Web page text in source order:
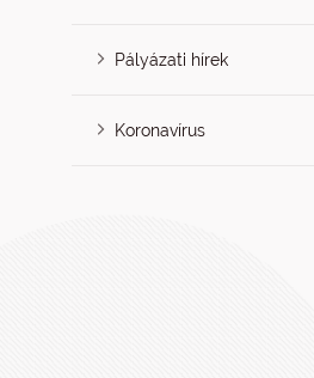
Pályázati hírek
Koronavírus